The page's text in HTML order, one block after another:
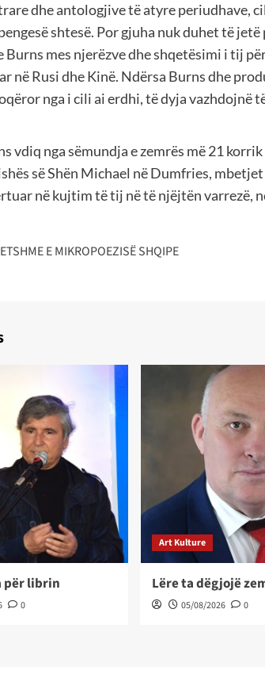
dhe antologjive të atyre periudhave,
shtesë. Por gjuha nuk duhet të
Burns mes njerëzve dhe shqetësimi i tij
në Rusi dhe Kinë. Ndërsa Burns dhe
nga i cili ai erdhi, të dyja vazhdojnë
vdiq nga sëmundja e zemrës më 21
së Shën Michael në Dumfries,
në kujtim të tij në të njëjtën varrezë,
E MIKROPOEZISË SHQIPE
për librin
0
Art Kulture
Lëre ta dëgjojë
05/08/2026 0